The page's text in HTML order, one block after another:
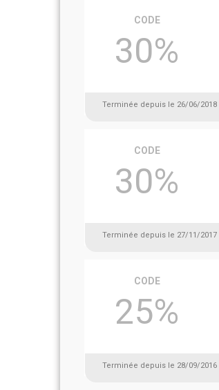
CODE
30%
Terminée depuis le 26/06/2018
CODE
30%
Terminée depuis le 27/11/2017
CODE
25%
Terminée depuis le 28/09/2016